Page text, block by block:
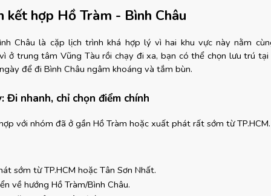
kết hợp Hồ Tràm - Bình Châu
Châu là cặp lịch trình khá hợp lý vì hai khu vực này nằm
ở trung tâm Vũng Tàu rồi chạy đi xa, bạn có thể chọn lưu trú tại
để đi Bình Châu ngâm khoáng và tắm bùn.
Đi nhanh, chỉ chọn điểm chính
với nhóm đã ở gần Hồ Tràm hoặc xuất phát rất sớm từ TP.HCM.
sớm từ TP.HCM hoặc Tân Sơn Nhất.
về hướng Hồ Tràm/Bình Châu.